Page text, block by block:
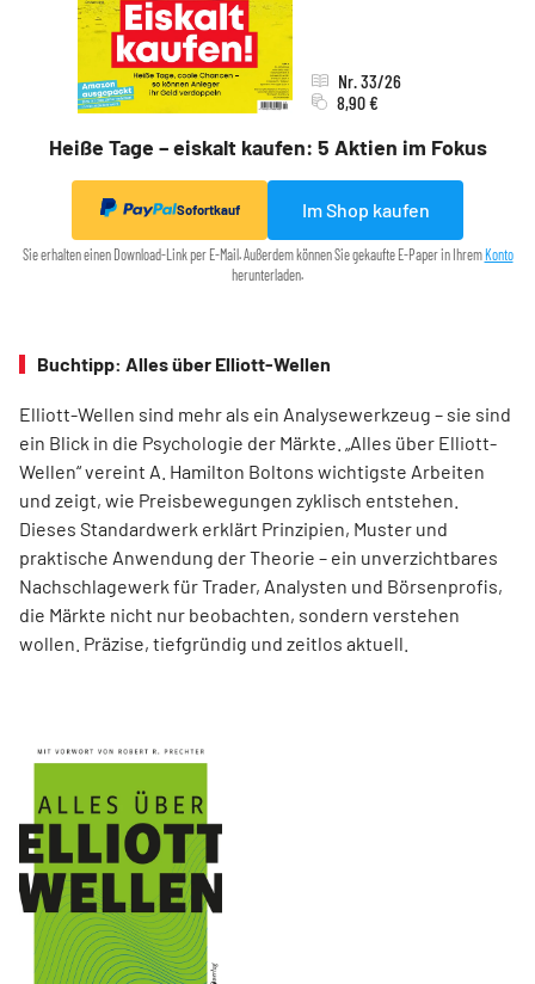
Heiße Tage – eiskalt kaufen: 5 Aktien im Fokus
Nr. 33/26
8,90 €
Sofortkauf Im Shop kaufen
Sie erhalten einen Download-Link per E-Mail. Außerdem können Sie gekaufte E-Paper in Ihrem Konto
herunterladen.
Buchtipp: Alles über Elliott-Wellen
Elliott-Wellen sind mehr als ein Analysewerkzeug – sie sind
ein Blick in die Psychologie der Märkte. „Alles über Elliott-
Wellen“ vereint A. Hamilton Boltons wichtigste Arbeiten
und zeigt, wie Preisbewegungen zyklisch entstehen.
Dieses Standardwerk erklärt Prinzipien, Muster und
praktische Anwendung der Theorie – ein unverzichtbares
Nachschlagewerk für Trader, Analysten und Börsenprofis,
die Märkte nicht nur beobachten, sondern verstehen
wollen. Präzise, tiefgründig und zeitlos aktuell.